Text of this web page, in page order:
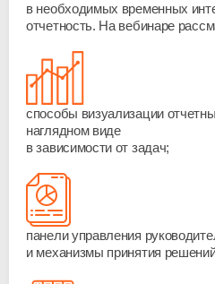
в необходимых временных
отчетность. На вебинаре
способы визуализации
наглядном виде
в зависимости от задач;
панели управления
и механизмы принятия